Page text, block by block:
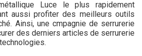
Luce le plus rapidement
aussi profiter des meilleurs outils
Ainsi, une cmpagnie de serrurerie
des derniers articles de serrurerie